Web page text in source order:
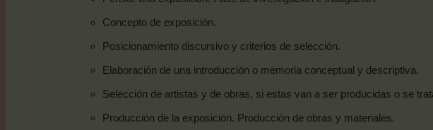
Concepto deexposición.
Posicionamiento discursivo y criterios deselección.
Elaboración de una introducción o memoria conceptual y descriptiva.
Selección de artistas y de obras, si estas van a ser producidas o se
Producción de la exposición. Producción de obras y materiales.